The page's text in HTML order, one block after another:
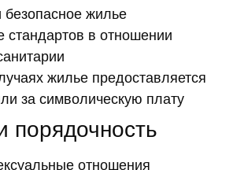
безопасное жилье
в отношении
жилье предоставляется
за символическую плату
порядочность
отношения